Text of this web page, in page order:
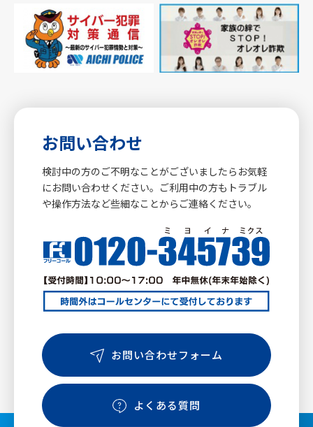
お問い合わせ
検討中の方のご不明なことがございましたらお気軽
にお問い合わせください。ご利用中の方もトラブル
や操作方法など些細なことからご連絡ください。
お問い合わせフォーム
よくある質問